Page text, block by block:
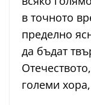
в точното
пределно
да бъдат
големи